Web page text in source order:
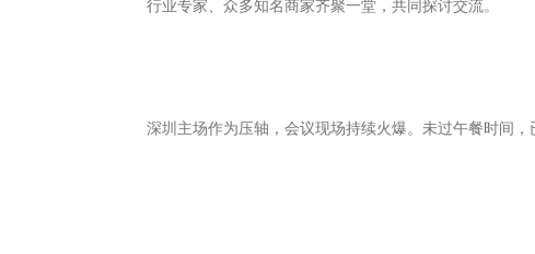
行业专家、众多知名商家齐聚一堂，共同探讨交流。
深圳主场作为压轴，会议现场持续火爆。未过午餐时间